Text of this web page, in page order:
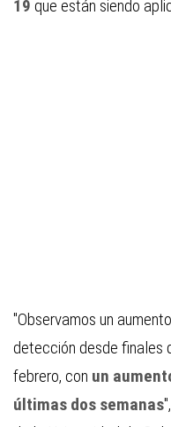
19 que están siendo
"Observamos un
detección desde finales
febrero, con un
últimas dos semanas